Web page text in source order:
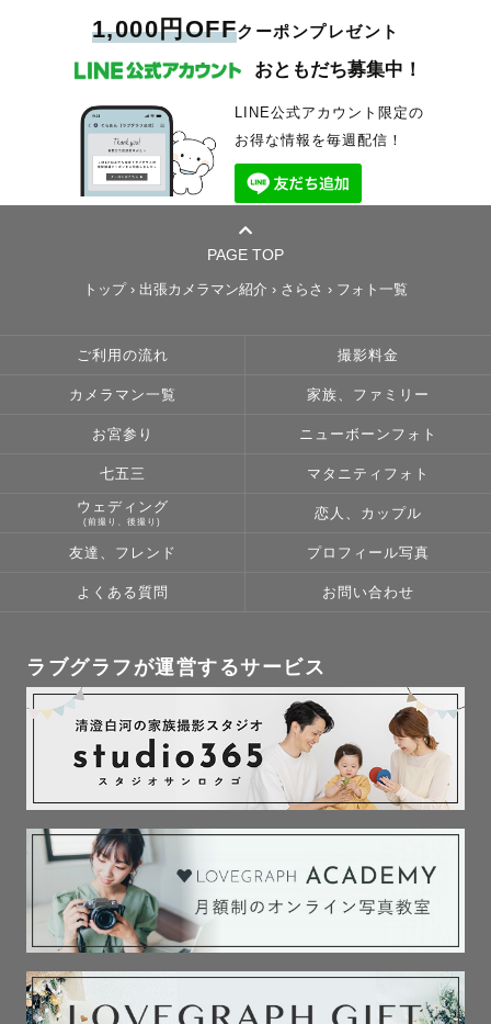
1,000円OFFクーポンプレゼント
おともだち募集中！
LINE公式アカウント限定の
お得な情報を毎週配信！
PAGE TOP
トップ› 出張カメラマン紹介 › さらさ › フォト一覧
ご利用の流れ 撮影料金
カメラマン一覧 家族、ファミリー
お宮参り ニューボーンフォト
七五三 マタニティフォト
ウェディング
(前撮り、後撮り)
恋人、カップル
友達、フレンド プロフィール写真
よくある質問 お問い合わせ
ラブグラフが運営するサービス